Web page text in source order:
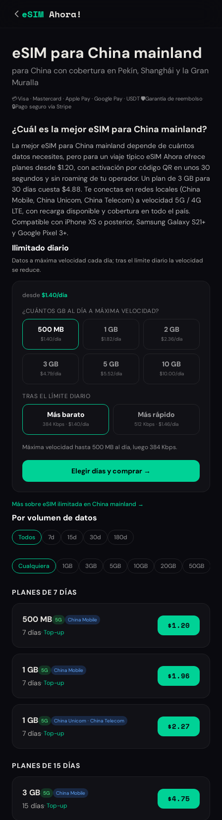
eSIM Ahora!
eSIM para China mainland
para China con cobertura en Pekín, Shanghái y la Gran
Muralla
💳Visa · Mastercard · Apple Pay · Google Pay · USDT🛡️Garantía de reembolso
🔒Pago seguro vía Stripe
¿Cuál es la mejor eSIM para China mainland?
La mejor eSIM para China mainland depende de cuántos
datos necesites, pero para un viaje típico eSIM Ahora ofrece
planes desde $1.20, con activación por código QR en unos 30
segundos y sin roaming de tu operador. Un plan de 3 GB para
30 días cuesta $4.88. Te conectas en redes locales (China
Mobile, China Unicom, China Telecom) a velocidad 5G / 4G
LTE, con recarga disponible y cobertura en todo el país.
Compatible con iPhone XS o posterior, Samsung Galaxy S21+
y Google Pixel 3+.
Ilimitado diario
Datos a máxima velocidad cada día; tras el límite diario la velocidad
se reduce.
desde$1.40/día
¿CUÁNTOS GB AL DÍA A MÁXIMA VELOCIDAD?
500 MB
$1.40/día
1 GB
$1.82/día
2 GB
$2.36/día
3 GB
$4.79/día
5 GB
$5.52/día
10 GB
$10.00/día
TRAS EL LÍMITE DIARIO
Más barato
384 Kbps · $1.40/día
Más rápido
512 Kbps · $1.46/día
Máxima velocidad hasta 500 MB al día, luego 384 Kbps.
Elegir días y comprar →
Más sobre eSIM ilimitada en China mainland →
Por volumen de datos
Todos 7d 15d 30d 180d
Cualquiera 1GB 3GB 5GB 10GB 20GB 50GB
PLANES DE 7 DÍAS
500 MB 5G China Mobile
7 días· Top-up
$1.20
1 GB 5G China Mobile
7 días· Top-up
$1.96
1 GB 5G China Unicom · China Telecom
7 días· Top-up
$2.27
PLANES DE 15 DÍAS
3 GB 5G China Mobile
15 días· Top-up
$4.75